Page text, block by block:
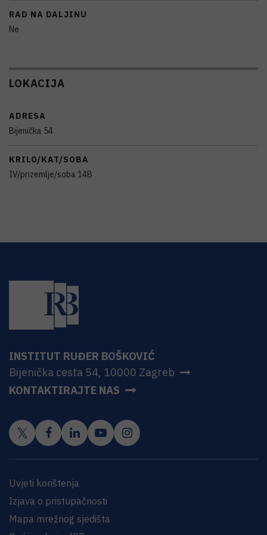
RAD NA DALJINU
Ne
LOKACIJA
ADRESA
Bijenička 54
KRILO/KAT/SOBA
IV/prizemlje/soba 14B
INSTITUT RUĐER BOŠKOVIĆ
Bijenička cesta 54, 10000 Zagreb
KONTAKTIRAJTE NAS
Uvjeti korištenja
Izjava o pristupačnosti
Mapa mrežnog sjedišta